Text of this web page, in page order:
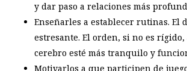
y dar paso a relaciones más
Enseñarles a establecer rutinas. El
estresante. El orden, si no es
cerebro esté más tranquilo y
Motivarlos a que participen de